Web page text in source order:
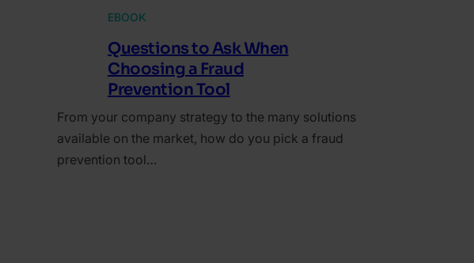
EBOOK
Questions to Ask When
Choosing a Fraud
Prevention Tool
From your company strategy to the many solutions
available on the market, how do you pick a fraud
prevention tool…